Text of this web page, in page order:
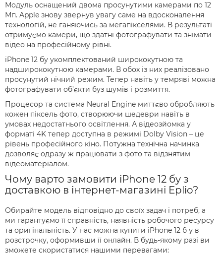
Модуль оснащений двома просунутими камерами по 12
Мп. Apple знову звернув увагу саме на вдосконалення
технологій, не ганяючись за мегапікселями. В результаті
отримуємо камери, що здатні фотографувати та знімати
відео на професійному рівні.
iPhone 12 бу укомплектований ширококутною та
надширококутною камерами. В обох із них реалізовано
просунутий нічний режим. Тепер навіть у темряві можна
фотографувати об’єкти буз шумів і розмиття.
Процесор та система Neural Engine миттєво обробляють
кожен піксель фото, створюючи шедеври навіть в
умовах недостатнього освітлення. А відеозйомка у
форматі 4K тепер доступна в режимі Dolby Vision – це
рівень професійного кіно. Потужна технічна начинка
дозволяє одразу ж працювати з фото та відзнятим
відеоматеріалом.
Чому варто замовити iPhone 12 бу з
доставкою в інтернет-магазині Eplio?
Обирайте модель відповідно до своїх задач і потреб, а
ми гарантуємо її справність, наявність робочого ресурсу
та оригінальність. У нас можна купити iPhone 12 б у в
розстрочку, оформивши її онлайн. В будь-якому разі ви
зможете скористатися нашими перевагами: